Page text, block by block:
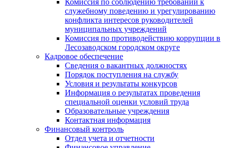
Комиссия по соблюдению требований к
служебному поведению и урегулированию
конфликта интересов руководителей
муниципальных учреждений
Комиссия по противодействию коррупции в
Лесозаводском городском округе
Кадровое обеспечение
Сведения о вакантных должностях
Порядок поступления на службу
Условия и результаты конкурсов
Информация о результатах проведения
специальной оценки условий труда
Образовательные учреждения
Контактная информация
Финансовый контроль
Отдел учета и отчетности